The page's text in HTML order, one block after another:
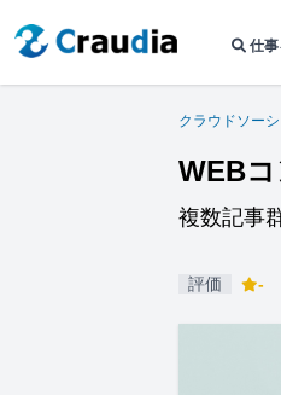
仕
クラウドソー
WEB
複数記事
評価 -